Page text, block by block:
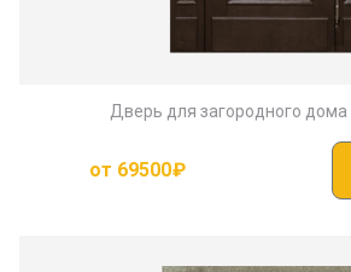
Дверь для загородного дома
от 69500₽